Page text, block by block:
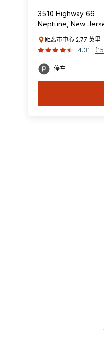
3510 Highway 66
Neptune, New
距离市中心 2.77 英
4.31
停车